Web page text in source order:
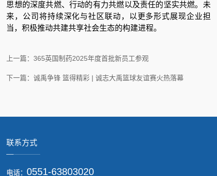
思想的深度共燃、行动的有力共燃以及责任的坚实共燃。未
来，公司将持续深化与社区联动，以更多形式展现企业担
当，积极推动共建共享社会生态的构建进程。
上一篇：365英国制药2025年度首批新员工参观
下一篇：诚禹争锋 篮得精彩 | 诚志大禹篮球友谊赛火热落幕
联系方式
电话：0551-63803020